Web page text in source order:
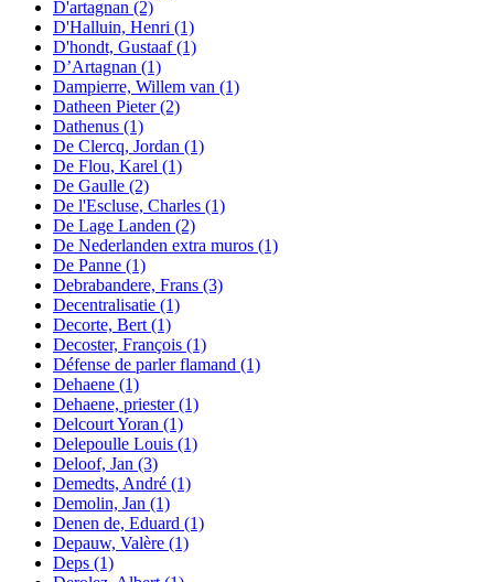
D'artagnan (2)
D'Halluin, Henri (1)
D'hondt, Gustaaf(1)
D’Artagnan (1)
Dampierre, Willem van (1)
Datheen Pieter(2)
Dathenus (1)
De Clercq, Jordan (1)
De Flou, Karel (1)
De Gaulle (2)
De l'Escluse, Charles (1)
De Lage Landen (2)
De Nederlanden extra muros (1)
De Panne (1)
Debrabandere, Frans (3)
Decentralisatie (1)
Decorte, Bert (1)
Decoster, François (1)
Défense de parler flamand (1)
Dehaene (1)
Dehaene, priester(1)
Delcourt Yoran (1)
Delepoulle Louis (1)
Deloof, Jan (3)
Demedts, André (1)
Demolin, Jan (1)
Denen de, Eduard (1)
Depauw, Valère (1)
Deps (1)